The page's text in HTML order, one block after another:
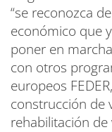
“se reconozca
económico que
poner en
con otros
europeos
construcción de
rehabilitación de